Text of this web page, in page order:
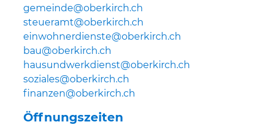
gemeinde@oberkirch.ch
steueramt@oberkirch.ch
einwohnerdienste@oberkirch.ch
bau@oberkirch.ch
hausundwerkdienst@oberkirch.ch
soziales@oberkirch.ch
finanzen@oberkirch.ch
Öffnungszeiten